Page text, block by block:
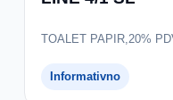
TOALET PAPIR,20%
Informativno